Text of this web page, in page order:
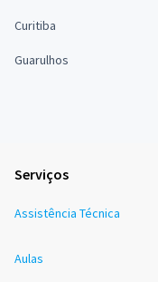
Curitiba
Guarulhos
Serviços
Assistência Técnica
Aulas